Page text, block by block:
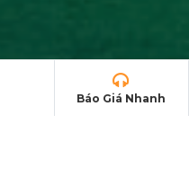
Báo Giá Nhanh